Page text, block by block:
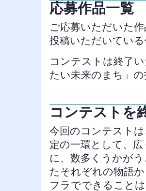
応募作品一覧
ご応募いただいた
投稿いただいてい
コンテストは終了
たい未来のまち」
コンテストを
今回のコンテスト
定の一環として、
に、数多くうかが
たそれぞれの物語
フラでできること